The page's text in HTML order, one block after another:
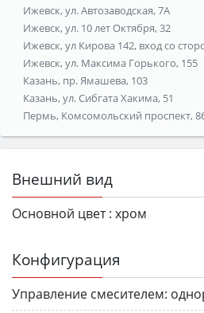
Ижевск, ул. Автозаводская, 7А
Ижевск, ул. 10 лет Октября, 32
Ижевск, ул Кирова 142, вход со
Ижевск, ул. Максима Горького, 155
Казань, пр. Ямашева, 103
Казань, ул. Сибгата Хакима, 51
Пермь, Комсомольский проспект,
Внешний вид
Основной цвет : хром
Конфигурация
Управление смесителем: